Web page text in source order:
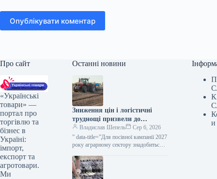
Опублікувати коментар
Про сайт
«Українські
товари» —
портал про
торгівлю та
бізнес в
Україні:
імпорт,
експорт та
агротовари.
Ми
Останні новини
Зниження цін і логістичні
труднощі призвели до
зростання потреби аграріїв у
обігових коштах — ВАР —
КУРКУЛЬ
Владислав Шепель
Сер 6, 2026
” data-title=”Для посівної кампанії 2027
року аграрному сектору знадобиться
url=”https://kurkul.com/news/41860-
dlya-sivbi-pid-urojay-2027-agrosektor-
potrebuye-blizko-500-mlrd-grn–var”>
и